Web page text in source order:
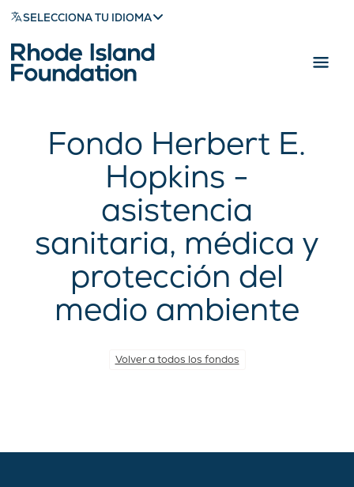
SELECCIONA TU IDIOMA
Fondo Herbert E.
Hopkins -
asistencia
sanitaria, médica y
protección del
medio ambiente
Volver a todos los fondos